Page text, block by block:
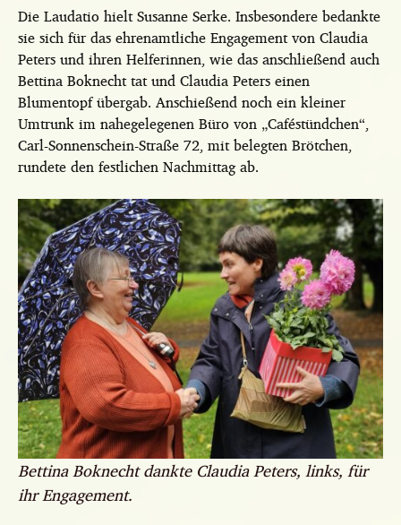
Die Laudatio hielt Susanne Serke. Insbesondere bedankte
sie sich für das ehrenamtliche Engagement von Claudia
Peters und ihren Helferinnen, wie das anschließend auch
Bettina Boknecht tat und Claudia Peters einen
Blumentopf übergab. Anschießend noch ein kleiner
Umtrunk im nahegelegenen Büro von „Caféstündchen“,
Carl-Sonnenschein-Straße 72, mit belegten Brötchen,
rundete den festlichen Nachmittag ab.
Bettina Boknecht dankte Claudia Peters, links, für
ihr Engagement.